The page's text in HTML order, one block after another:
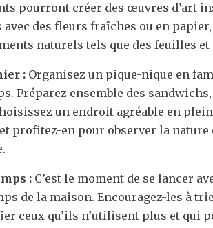
pourront créer des œuvres d’art
avec des fleurs fraîches ou en
naturels tels que des feuilles
: Organisez un pique-nique en
Préparez ensemble des
un endroit agréable en
profitez-en pour observer la nature
: C’est le moment de se lancer
de la maison. Encouragez-les à
ceux qu’ils n’utilisent plus et qui